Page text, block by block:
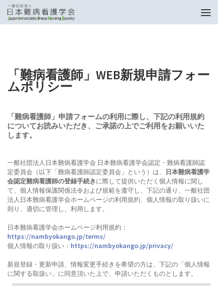
トップページ
「難病看護師」WEB新規申請フォー
ムポリシー
「難病看護師」申請フォームの利用に際し、下記の利用規約
についてお読みいただき、ご承諾の上でご利用をお願いいた
します。
一般社団法人日本難病看護学会 日本難病看護学会認定・難病看護師認
定委員会（以下「難病看護師認定委員会」という）は、
日本難病看護学
会認定難病看護師の登録手続きに際して提供いただく個人情報に関し
て、個人情報保護関係法令および規範を遵守し、下記の通り、一般社団
法人日本難病看護学会ホームページの利用規約、個人情報の取り扱いに
則り、適切に管理し、利用します。
日本難病看護学会ホームページ利用規約：
https://nambyokango.jp/terms/
個人情報の取り扱い： https://nambyokango.jp/privacy/
新規登録・更新申請、情報変更手続きを希望の方は、下記の「個人情報
に関する取扱い」に同意頂いた上で、申請いただくものとします。